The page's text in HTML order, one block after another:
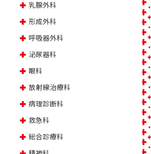
乳腺外科
形成外科
呼吸器外科
泌尿器科
眼科
放射線治療科
病理診断科
救急科
総合診療科